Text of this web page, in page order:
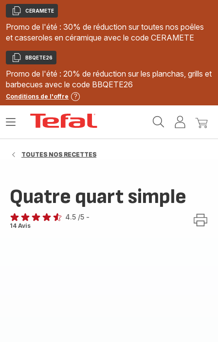
Copier
CERAMETE
Promo de l'été : 30% de réduction sur toutes nos poêles
et casseroles en céramique avec le code CERAMETE
Copier
BBQETE26
Promo de l'été : 20% de réduction sur les planchas, grills et
barbecues avec le code BBQETE26
Conditions de l'offre
MonMon
Ouvrir
TOUTES NOS RECETTES
Quatre quart simple
ratings.4.5
4.5 /5 -
14 Avis